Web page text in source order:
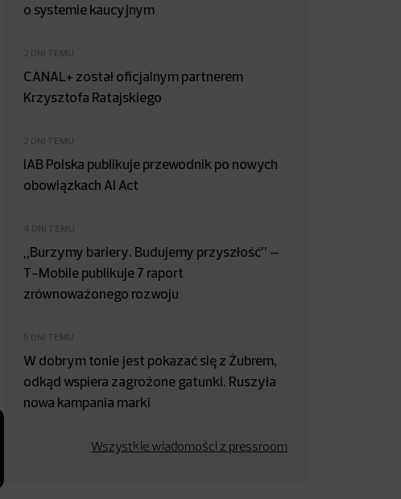
o systemie kaucyjnym
2 DNI TEMU
CANAL+ został oficjalnym partnerem
Krzysztofa Ratajskiego
2 DNI TEMU
IAB Polska publikuje przewodnik po nowych
obowiązkach AI Act
4 DNI TEMU
„Burzymy bariery. Budujemy przyszłość” –
T-Mobile publikuje 7 raport
zrównoważonego rozwoju
5 DNI TEMU
W dobrym tonie jest pokazać się z Żubrem,
odkąd wspiera zagrożone gatunki. Ruszyła
nowa kampania marki
Wszystkie wiadomości z pressroom